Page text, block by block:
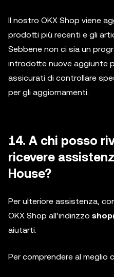
Il nostro OKX Shop viene
prodotti più recenti e gli
Sebbene non ci sia un
introdotte nuove aggiunte
assicurati di controllare
per gli aggiornamenti.
14. A chi posso
ricevere
House?
Per ulteriore assistenza,
OKX Shop all'indirizzo
aiutarti.
Per comprendere al meglio